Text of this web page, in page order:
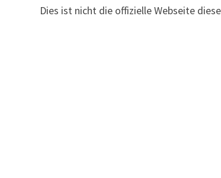
Dies ist nicht die offizielle Webseite